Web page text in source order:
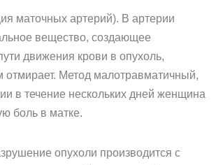
маточных артерий). В артерии
вещество, создающее
движения крови в опухоль,
отмирает. Метод малотравматичный,
в течение нескольких дней женщина
боль в матке.
опухоли производится с